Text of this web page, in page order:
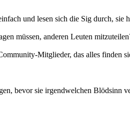
und lesen sich die Sig durch, sie
müssen, anderen Leuten
Mitglieder, das alles finden
bevor sie irgendwelchen Blödsinn